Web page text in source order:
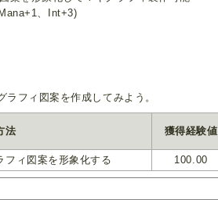
、Int+3)
フィ図案を作成してみよう。
法 獲得経験値
フィ図案を形象化する
100.00